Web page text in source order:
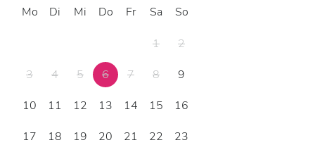
Mo Di Mi Do Fr Sa So
1
2
3
4 5 6 7 8
9
10
11 12 13 14 15
16
17
18 19 20 21 22
23